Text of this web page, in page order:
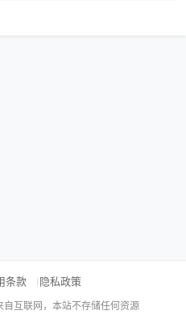
条款 隐私政策
互联网，本站不存储任何资源